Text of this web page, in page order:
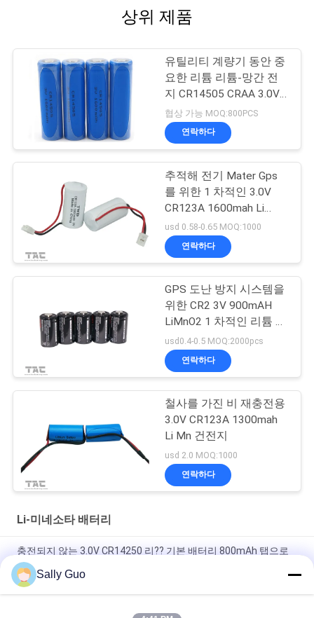
상위 제품
유틸리티 계량기 동안 중
요한 리튬 리튬-망간 전
지 CR14505 CRAA 3.0V
1500mAh, 도어록 장치들
협상 가능 MOQ:800PCS
연락하다
추적해 전기 Mater Gps
를 위한 1 차적인 3.0V
CR123A 1600mah Li
MnO2 건전지
usd 0.58-0.65 MOQ:1000
연락하다
GPS 도난 방지 시스템을
위한 CR2 3V 900mAH
LiMnO2 1 차적인 리튬 전
지
usd0.4-0.5 MOQ:2000pcs
연락하다
철사를 가진 비 재충전용
3.0V CR123A 1300mah
Li Mn 건전지
usd 2.0 MOQ:1000
연락하다
Li-미네소타 배터리
충전되지 않는 3.0V CR14250 리?? 기본 배터리 800mAh 탭으로
스마트 홈용 애플리케이션
현명한 집 3000mAh 3.0V CR17505 Li-MnO2 배터리
Sally Guo